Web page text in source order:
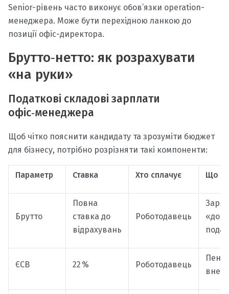
Senior-рівень часто виконує обов’язки operation-
менеджера. Може бути перехідною ланкою до
позиції офіс-директора.
Брутто‑нетто: як розрахувати
«на руки»
Податкові складові зарплати
офіс‑менеджера
Щоб чітко пояснити кандидату та зрозуміти бюджет
для бізнесу, потрібно розрізняти такі компоненти:
Параметр Ставка Хто сплачує Що
Брутто
Повна
ставка до
відрахувань
Роботодавець
«до
ЄСВ 22 % Роботодавець